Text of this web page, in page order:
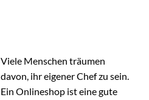
Viele Menschen träumen
davon, ihr eigener Chef zu sein.
Ein Onlineshop ist eine gute